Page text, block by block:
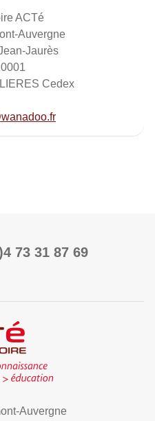
ACTé
Auvergne
Jaurès
Cedex
73 31 87 69
Auvergne